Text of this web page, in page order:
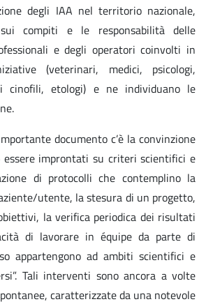
degli IAA nel territorio nazionale,
compiti e le responsabilità delle
e degli operatori coinvolti in
(veterinari, medici, psicologi,
cinofili, etologi) e ne individuano le
documento c’è la convinzione
essere improntati su criteri scientifici e
di protocolli che contemplino la
utente, la stesura di un progetto,
la verifica periodica dei risultati
di lavorare in équipe da parte di
appartengono ad ambiti scientifici e
Tali interventi sono ancora a volte
caratterizzate da una notevole